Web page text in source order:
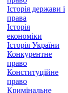
Історія держави і
права
Історія
економіки
Історія України
Конкурентне
право
Конституційне
право
Кримінальне